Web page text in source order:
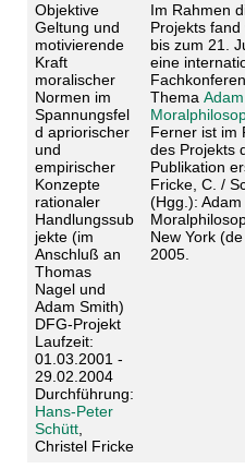
Objektive
Geltung und
motivierende
Kraft
moralischer
Normen im
Spannungsfel
d apriorischer
und
empirischer
Konzepte
rationaler
Handlungssub
jekte (im
Anschluß an
Thomas
Nagel und
Adam Smith)
DFG-Projekt
Laufzeit:
01.03.2001 -
29.02.2004
Durchführung:
Hans-Peter
Schütt,
Christel Fricke
Im Rahmen
Projekts fand
bis zum 21.
eine
Thema
Ferner ist im
des Projekts
Publikation
Fricke, C. /
(Hgg.):
New York
2005.